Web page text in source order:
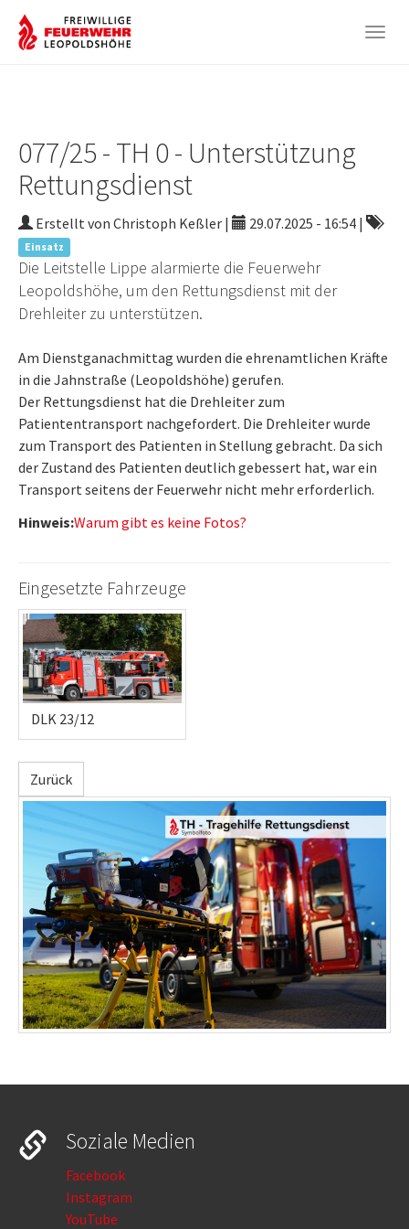
077/25 - TH 0 - Unterstützung
Rettungsdienst
Erstellt von Christoph Keßler | 29.07.2025 - 16:54 |
Einsatz
Die Leitstelle Lippe alarmierte die Feuerwehr
Leopoldshöhe, um den Rettungsdienst mit der
Drehleiter zu unterstützen.
Am Dienstganachmittag wurden die ehrenamtlichen Kräfte
in die Jahnstraße (Leopoldshöhe) gerufen.
Der Rettungsdienst hat die Drehleiter zum
Patiententransport nachgefordert. Die Drehleiter wurde
zum Transport des Patienten in Stellung gebracht. Da sich
der Zustand des Patienten deutlich gebessert hat, war ein
Transport seitens der Feuerwehr nicht mehr erforderlich.
Hinweis:Warum gibt es keine Fotos?
Eingesetzte Fahrzeuge
DLK 23/12
Zurück
Soziale Medien
Facebook
Instagram
YouTube